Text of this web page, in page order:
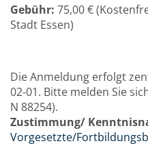
Gebühr: 75,00 €
Stadt Essen)
Die Anmeldung erfolgt
02-01. Bitte melden Sie
N 88254).
Zustimmung/
Vorgesetzte/